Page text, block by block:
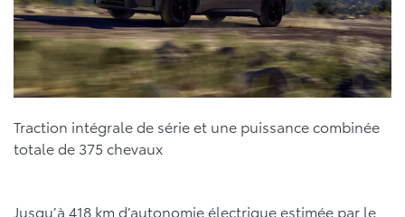
Traction intégrale de série et une puissance combinée
totale de 375 chevaux
Jusqu’à 418 km d’autonomie électrique estimée par le